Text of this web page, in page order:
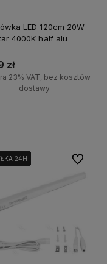
LED 120cm 20W
4000K half alu
zł
23% VAT, bez kosztów
dostawy
24H
24H
24H Do